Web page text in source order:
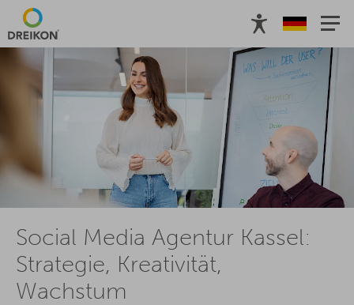
Social Media Agentur Kassel:
Strategie, Kreativität,
Wachstum